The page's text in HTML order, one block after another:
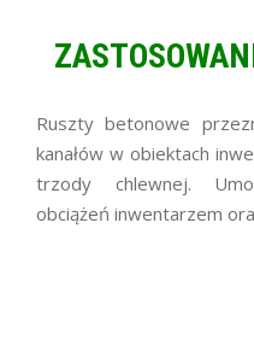
Ruszty betonowe
kanałów w obiektach
trzody chlewnej.
obciążeń inwentarzem